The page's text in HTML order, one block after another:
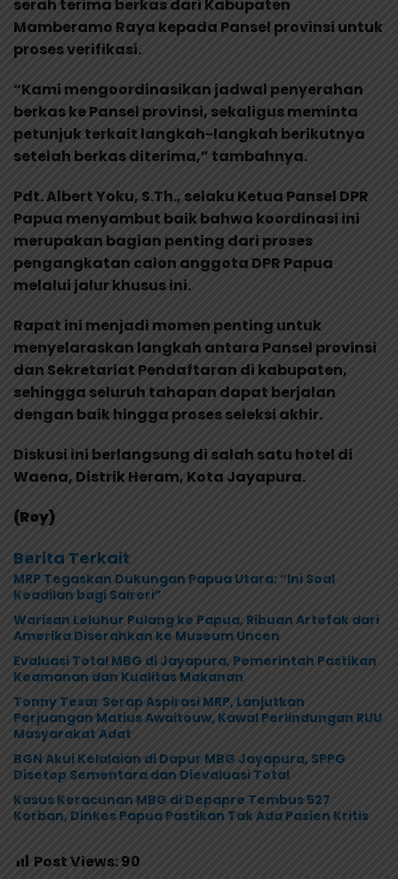
serah terima berkas dari Kabupaten
Mamberamo Raya kepada Pansel provinsi untuk
proses verifikasi.
“Kami mengoordinasikan jadwal penyerahan
berkas ke Pansel provinsi, sekaligus meminta
petunjuk terkait langkah-langkah berikutnya
setelah berkas diterima,” tambahnya.
Pdt. Albert Yoku, S.Th., selaku Ketua Pansel DPR
Papua menyambut baik bahwa koordinasi ini
merupakan bagian penting dari proses
pengangkatan calon anggota DPR Papua
melalui jalur khusus ini.
Rapat ini menjadi momen penting untuk
menyelaraskan langkah antara Pansel provinsi
dan Sekretariat Pendaftaran di kabupaten,
sehingga seluruh tahapan dapat berjalan
dengan baik hingga proses seleksi akhir.
Diskusi ini berlangsung di salah satu hotel di
Waena, Distrik Heram, Kota Jayapura.
(Roy)
Berita Terkait
MRP Tegaskan Dukungan Papua Utara: “Ini Soal
Keadilan bagi Saireri”
Warisan Leluhur Pulang ke Papua, Ribuan Artefak dari
Amerika Diserahkan ke Museum Uncen
Evaluasi Total MBG di Jayapura, Pemerintah Pastikan
Keamanan dan Kualitas Makanan
Tonny Tesar Serap Aspirasi MRP, Lanjutkan
Perjuangan Matius Awaitouw, Kawal Perlindungan RUU
Masyarakat Adat
BGN Akui Kelalaian di Dapur MBG Jayapura, SPPG
Disetop Sementara dan Dievaluasi Total
Kasus Keracunan MBG di Depapre Tembus 527
Korban, Dinkes Papua Pastikan Tak Ada Pasien Kritis
Post Views:90